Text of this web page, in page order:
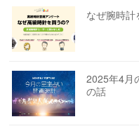
なぜ腕時計
2025年4月
の話